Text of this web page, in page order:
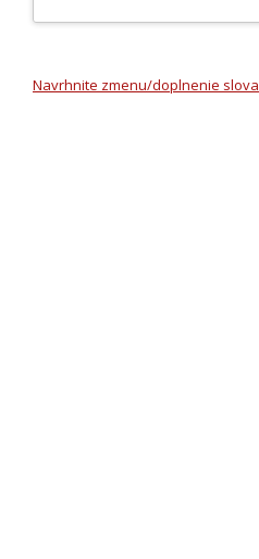
Navrhnite zmenu/doplnenie slova